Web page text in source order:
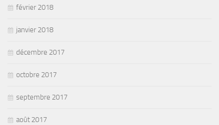
février 2018
janvier 2018
décembre 2017
octobre 2017
septembre 2017
août 2017